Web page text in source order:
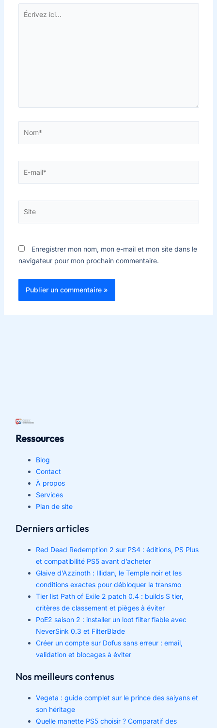
Écrivez
mail*
Enregistrer mon nom, mon e-mail et mon site dans le
navigateur pour mon prochain commentaire.
Ressources
Blog
Contact
À propos
Services
Plan de site
Derniers articles
Red Dead Redemption 2 sur PS4 : éditions, PS Plus
et compatibilité PS5 avant d’acheter
Glaive d’Azzinoth : Illidan, le Temple noir et les
conditions exactes pour débloquer la transmo
Tier list Path of Exile 2 patch 0.4 : builds S tier,
critères de classement et pièges à éviter
PoE2 saison 2 : installer un loot filter fiable avec
NeverSink 0.3 et FilterBlade
Créer un compte sur Dofus sans erreur : email,
validation et blocages à éviter
Nos meilleurs contenus
Vegeta : guide complet sur le prince des saiyans et
son héritage
Quelle manette PS5 choisir ? Comparatif des